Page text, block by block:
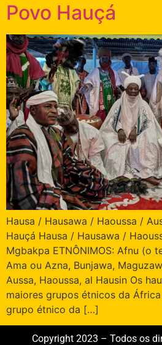
Povo Hauçá
Hausa / Hausawa / Haoussa /
Hauçá Hausa / Hausawa /
Mgbakpa ETNÔNIMOS: Afnu (o
Ama ou Azna, Bunjawa,
Aussa, Haoussa, al Hausin Os
maiores grupos étnicos da
grupo étnico da […]
Copyright 2023 – Todos os